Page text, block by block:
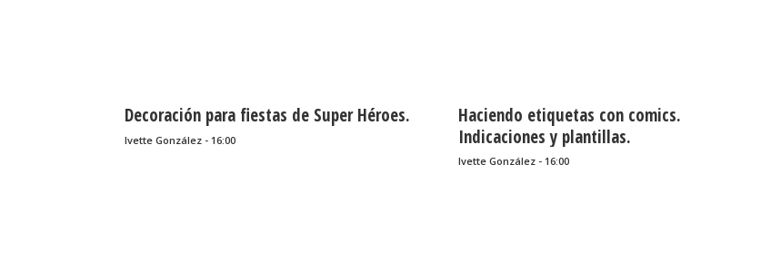
Decoración para fiestas de Super Héroes.
Ivette González - 16:00
Haciendo etiquetas con comics.
Indicaciones y plantillas.
Ivette González - 16:00